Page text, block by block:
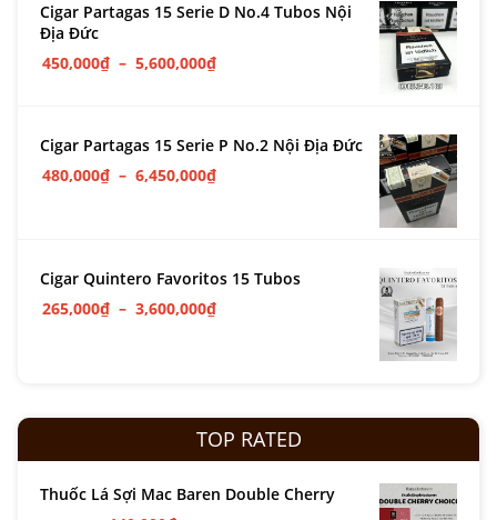
Cigar Partagas 15 Serie D No.4 Tubos Nội
Địa Đức
450,000₫ – 5,600,000₫
Cigar Partagas 15 Serie P No.2 Nội Địa Đức
480,000₫ – 6,450,000₫
Cigar Quintero Favoritos 15 Tubos
265,000₫ – 3,600,000₫
TOP RATED
Thuốc Lá Sợi Mac Baren Double Cherry